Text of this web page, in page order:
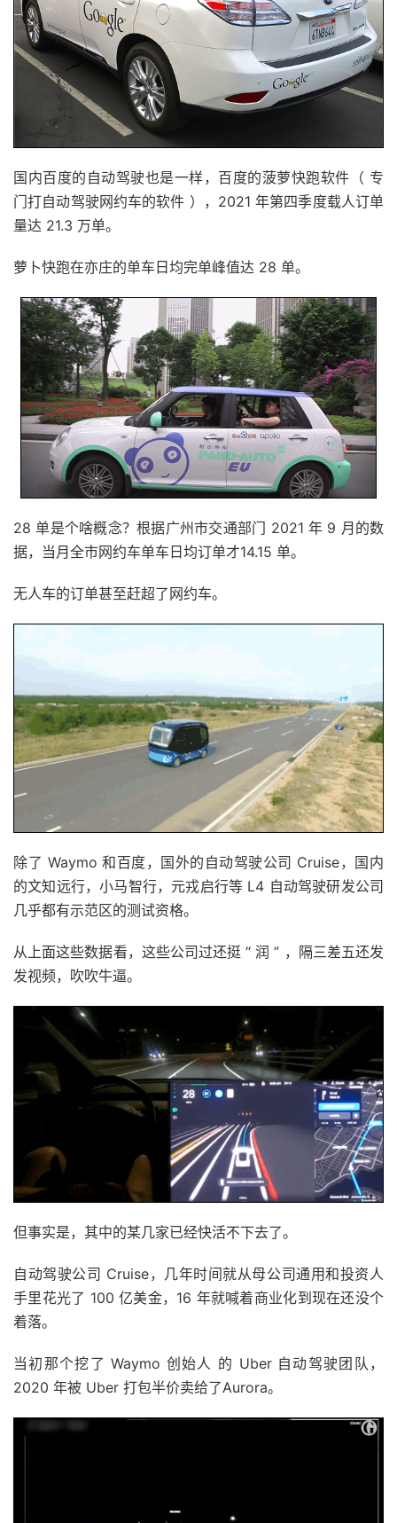
国内百度的自动驾驶也是一样，百度的菠萝快跑软件（ 专
门打自动驾驶网约车的软件 ），2021 年第四季度载人订单
量达 21.3 万单。
萝卜快跑在亦庄的单车日均完单峰值达 28 单。
28 单是个啥概念？根据广州市交通部门 2021 年 9 月的数
据，当月全市网约车单车日均订单才14.15 单。
无人车的订单甚至赶超了网约车。
除了 Waymo 和百度，国外的自动驾驶公司 Cruise，国内
的文知远行，小马智行，元戎启行等 L4 自动驾驶研发公司
几乎都有示范区的测试资格。
从上面这些数据看，这些公司过还挺 “ 润 ” ，隔三差五还发
发视频，吹吹牛逼。
但事实是，其中的某几家已经快活不下去了。
自动驾驶公司 Cruise，几年时间就从母公司通用和投资人
手里花光了 100 亿美金，16 年就喊着商业化到现在还没个
着落。
当初那个挖了 Waymo 创始人 的 Uber 自动驾驶团队，
2020 年被 Uber 打包半价卖给了Aurora。